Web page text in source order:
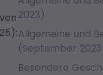
2023)
Allgemeine und
(September
Besondere